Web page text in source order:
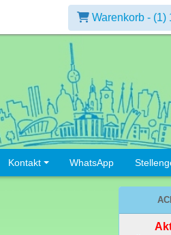
Warenkorb - (1)
Kontakt WhatsApp